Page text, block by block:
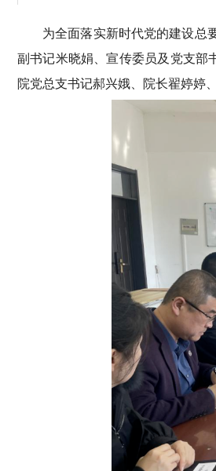
为全面落实新时代党的建设总
副书记米晓娟、宣传委员及党支部
院党总支书记郝兴娥、院长翟婷婷